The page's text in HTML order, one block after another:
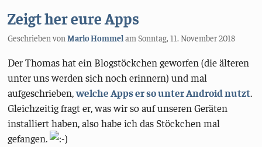
Zeigt her eure Apps
Geschrieben vonMario HommelamSonntag, 11. November 2018
Der Thomas hat ein Blogstöckchen geworfen (die älteren
unter uns werden sich noch erinnern) und mal
aufgeschrieben,welche Apps er so unter Android nutzt.
Gleichzeitig fragt er, was wir so auf unseren Geräten
installiert haben, also habe ich das Stöckchen mal
gefangen.